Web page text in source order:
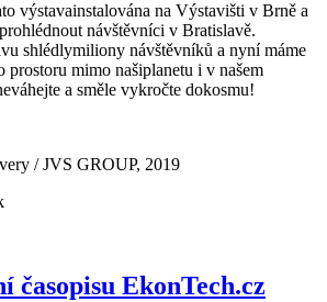
výstavainstalována na Výstavišti v Brně a
návštěvníci v Bratislavě.
shlédlymiliony návštěvníků a nyní máme
prostoru mimo našiplanetu i v našem
a směle vykročte dokosmu!
/ JVS GROUP, 2019
časopisu EkonTech.cz